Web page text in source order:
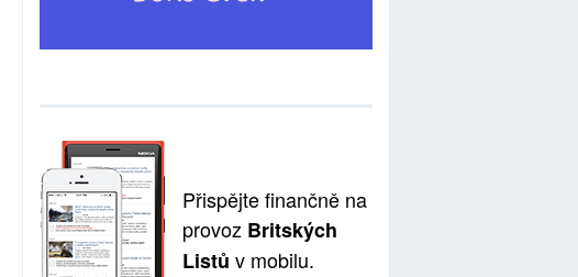
Přispějte finančně na
provoz Britských
Listů v mobilu.